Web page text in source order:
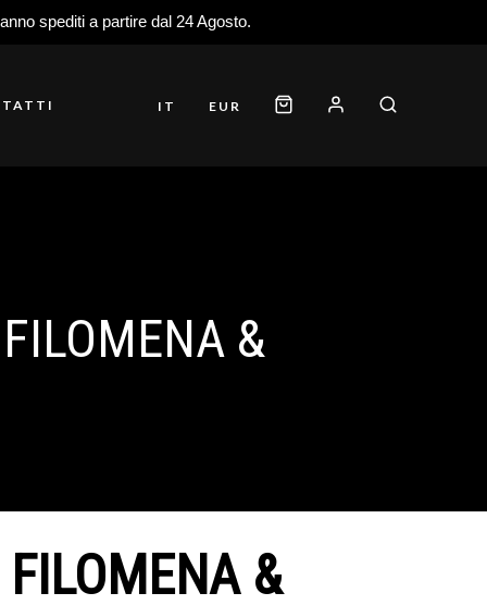
spediti a partire dal 24 Agosto.
IT EUR
&
&